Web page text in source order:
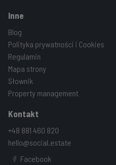
Inne
Blog
Polityka prywatności i Cookies
Regulamin
Mapa strony
Słownik
Property management
Kontakt
+48 881 460 820
hello@social.estate
Facebook